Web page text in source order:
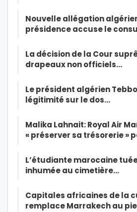
Nouvelle allégation
présidence accuse le
La décision de la Cour
drapeaux non officiels…
Le président algérien
légitimité sur le dos…
Malika Lahnait: Royal Air
« préserver sa trésorerie »
L’étudiante marocaine
inhumée au cimetière…
Capitales africaines de la
remplace Marrakech au